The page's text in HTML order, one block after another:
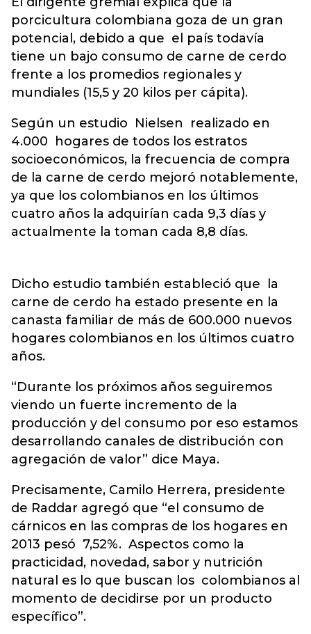
porcicultura colombiana goza de un gran
potencial, debido a que el país todavía
tiene un bajo consumo de carne de cerdo
frente a los promedios regionales y
mundiales (15,5 y 20 kilos per cápita).
Según un estudio Nielsen realizado en
4.000 hogares de todos los estratos
socioeconómicos, la frecuencia de compra
de la carne de cerdo mejoró notablemente,
ya que los colombianos en los últimos
cuatro años la adquirían cada 9,3 días y
actualmente la toman cada 8,8 días.
Dicho estudio también estableció que la
carne de cerdo ha estado presente en la
canasta familiar de más de 600.000 nuevos
hogares colombianos en los últimos cuatro
años.
“Durante los próximos años seguiremos
viendo un fuerte incremento de la
producción y del consumo por eso estamos
desarrollando canales de distribución con
agregación de valor” dice Maya.
Precisamente, Camilo Herrera, presidente
de Raddar agregó que “el consumo de
cárnicos en las compras de los hogares en
2013 pesó 7,52%. Aspectos como la
practicidad, novedad, sabor y nutrición
natural es lo que buscan los colombianos al
momento de decidirse por un producto
específico”.